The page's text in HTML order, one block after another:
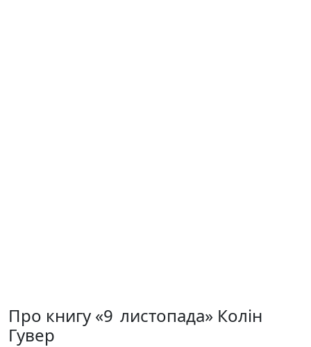
Про книгу «9 листопада» Колін
Гувер